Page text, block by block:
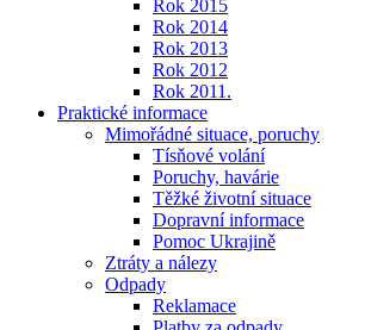
Rok 2015
Rok 2014
Rok 2013
Rok 2012
Rok 2011.
Praktické informace
Mimořádné situace, poruchy
Tísňové volání
Poruchy, havárie
Těžké životní situace
Dopravní informace
Pomoc Ukrajině
Ztráty a nálezy
Odpady
Reklamace